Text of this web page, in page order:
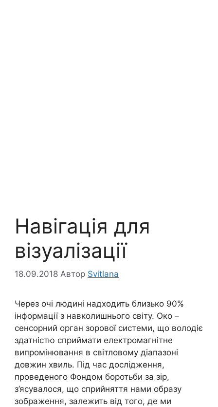
Навігація для
візуалізації
18.09.2018 Автор Svitlana
Через очі людині надходить близько 90%
інформації з навколишнього світу. Око –
сенсорний орган зорової системи, що володіє
здатністю сприймати електромагнітне
випромінювання в світловому діапазоні
довжин хвиль. Під час дослідження,
проведеного Фондом боротьби за зір,
з’ясувалося, що сприйняття нами образу
зображення, залежить від того, де ми